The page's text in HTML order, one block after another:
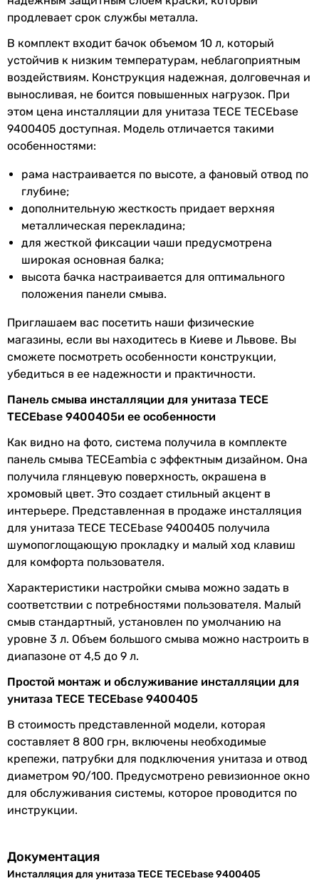
крепления, крепежные
Физические характеристики
Цвет панели
смыва
хром
Высота
Ширина
инсталляции
Глубина
инсталляции
150 мм, 160 мм
Гарантия
Гарантия 120 мес.
Увидели ошибку в описании или характеристиках?
Сообщите нам об этом!
Сообщить об ошибке
Характеристики, комплектация и фотографии TECE
TECEbase 9400405 носят ознакомительный характер и могут
изменяться производителем без уведомления. Магазин не
несет ответственности за изменения, внесенные
производителем.
продлевает срок службы металла.
В комплект входит бачок объемом 10 л, который
устойчив к низким температурам, неблагоприятным
воздействиям. Конструкция надежная, долговечная и
выносливая, не боится повышенных нагрузок. При
этом цена инсталляции для унитаза TECE TECEbase
9400405 доступная. Модель отличается такими
особенностями:
рама настраивается по высоте, а фановый отвод по
глубине;
дополнительную жесткость придает верхняя
металлическая перекладина;
для жесткой фиксации чаши предусмотрена
широкая основная балка;
высота бачка настраивается для оптимального
положения панели смыва.
Приглашаем вас посетить наши физические
магазины, если вы находитесь в Киеве и Львове. Вы
сможете посмотреть особенности конструкции,
убедиться в ее надежности и практичности.
Панель смыва инсталляции для унитаза TECE
TECEbase 9400405и ее особенности
Как видно на фото, система получила в комплекте
панель смыва TECEambia с эффектным дизайном. Она
получила глянцевую поверхность, окрашена в
хромовый цвет. Это создает стильный акцент в
интерьере. Представленная в продаже инсталляция
для унитаза TECE TECEbase 9400405 получила
шумопоглощающую прокладку и малый ход клавиш
для комфорта пользователя.
Характеристики настройки смыва можно задать в
соответствии с потребностями пользователя. Малый
смыв стандартный, установлен по умолчанию на
уровне 3 л. Объем большого смыва можно настроить в
диапазоне от 4,5 до 9 л.
Простой монтаж и обслуживание инсталляции для
унитаза TECE TECEbase 9400405
В стоимость представленной модели, которая
составляет 8 800 грн, включены необходимые
крепежи, патрубки для подключения унитаза и отвод
диаметром 90/100. Предусмотрено ревизионное окно
для обслуживания системы, которое проводится по
инструкции.
Документация
Инсталляция для унитаза TECE TECEbase 9400405